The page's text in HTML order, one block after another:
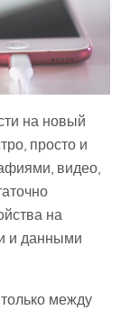
на новый
просто и
видео,
на
и данными
между